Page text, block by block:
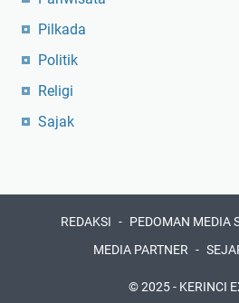
Pilkada
Politik
Religi
Sajak
REDAKSI PEDOMAN MEDIA
MEDIA PARTNER
© 2025 - KERINCI